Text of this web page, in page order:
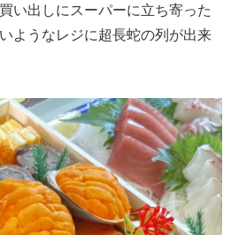
い出しにスーパーに立ち寄った
ようなレジに超長蛇の列が出来